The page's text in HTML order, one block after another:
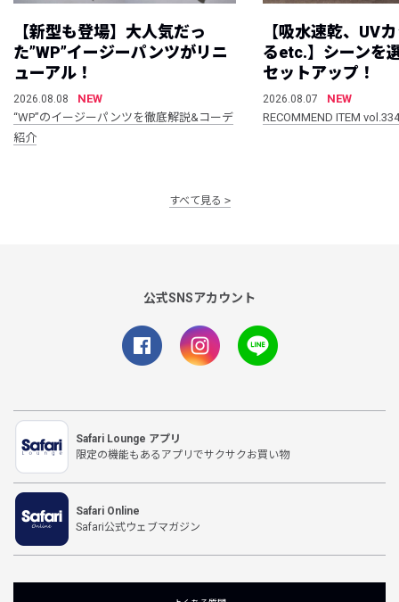
【新型も登場】大人気だっ
た”WP”イージーパンツがリニ
ューアル！
2026.08.08
NEW
“WP”のイージーパンツを徹底解説&コーデ
紹介
【吸水速乾、UV
るetc.】シーンを
セットアップ！
2026.08.07
NEW
RECOMMEND ITEM vol.334
すべて見る
公式SNSアカウント
Safari Lounge アプリ
限定の機能もあるアプリでサクサクお買い物
Safari Online
Safari公式ウェブマガジン